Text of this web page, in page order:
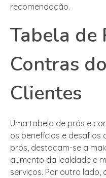
recomendação.
Tabela de
Contras
Clientes
Uma tabela de prós e
os benefícios e desafios
prós, destacam-se a
aumento da lealdade e
serviços. Por outro lado,